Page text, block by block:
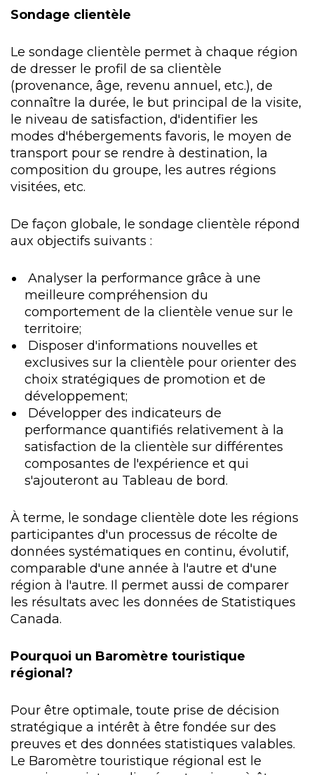
Sondage clientèle
Le sondage clientèle permet à chaque région
de dresser le profil de sa clientèle
(provenance, âge, revenu annuel, etc.), de
connaître la durée, le but principal de la visite,
le niveau de satisfaction, d'identifier les
modes d'hébergements favoris, le moyen de
transport pour se rendre à destination, la
composition du groupe, les autres régions
visitées, etc.
De façon globale, le sondage clientèle répond
aux objectifs suivants :
Analyser la performance grâce à une
meilleure compréhension du
comportement de la clientèle venue sur le
territoire;
Disposer d'informations nouvelles et
exclusives sur la clientèle pour orienter des
choix stratégiques de promotion et de
développement;
Développer des indicateurs de
performance quantifiés relativement à la
satisfaction de la clientèle sur différentes
composantes de l'expérience et qui
s'ajouteront au Tableau de bord.
À terme, le sondage clientèle dote les régions
participantes d'un processus de récolte de
données systématiques en continu, évolutif,
comparable d'une année à l'autre et d'une
région à l'autre. Il permet aussi de comparer
les résultats avec les données de Statistiques
Canada.
Pourquoi un Baromètre touristique
régional?
Pour être optimale, toute prise de décision
stratégique a intérêt à être fondée sur des
preuves et des données statistiques valables.
Le Baromètre touristique régional est le